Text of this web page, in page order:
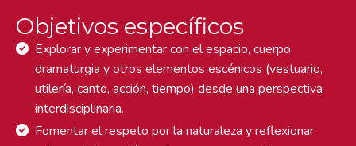
Objetivos específicos
Explorar y experimentar con el espacio, cuerpo,
dramaturgia y otros elementos escénicos (vestuario,
utilería, canto, acción, tiempo) desde una perspectiva
interdisciplinaria.
Fomentar el respeto por la naturaleza y reflexionar